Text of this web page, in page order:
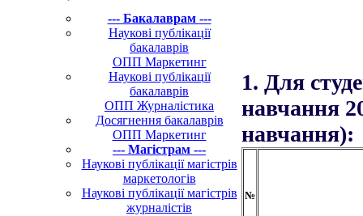
--- Бакалаврам ---
Наукові публікації
бакалаврів
ОПП Маркетинг
Наукові публікації
бакалаврів
ОПП Журналістика
Досягнення бакалаврів
ОПП Маркетинг
--- Магістрам ---
Наукові публікації магістрів
маркетологів
Наукові публікації магістрів
журналістів
1. Для
навчання
навчання):
№